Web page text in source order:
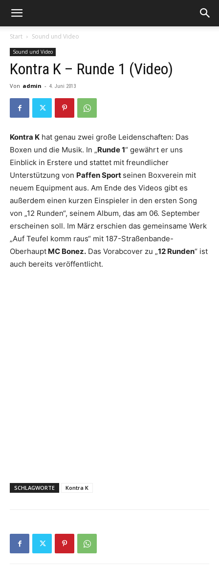
Start Sound und Video
Sound und Video
Kontra K – Runde 1 (Video)
Von admin - 4. Juni 2013
Kontra K hat genau zwei große Leidenschaften: Das
Boxen und die Musik. In „Runde 1“ gewährt er uns
Einblick in Erstere und stattet mit freundlicher
Unterstützung von Paffen Sport seinen Boxverein mit
neuem Equipment aus. Am Ende des Videos gibt es
außerdem einen kurzen Einspieler in den ersten Song
von „12 Runden“, seinem Album, das am 06. September
erscheinen soll. Im März erschien das gemeinsame Werk
„Auf Teufel komm raus“ mit 187-Straßenbande-
Oberhaupt MC Bonez. Das Vorabcover zu „12 Runden“ ist
auch bereits veröffentlicht.
SCHLAGWORTE Kontra K